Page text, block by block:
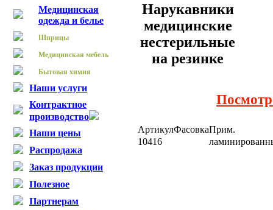
Медицинская
одежда и белье
Шприцы
Медицинская мебель
Бытовая химия
Наши услуги
Контрактное
производство
Наши цены
Распродажа
Заказ продукции
Полезное
Партнерам
Нарукавники
медицинские
нестерильные
на резинке
АртикулФасовкаПрим.
10416